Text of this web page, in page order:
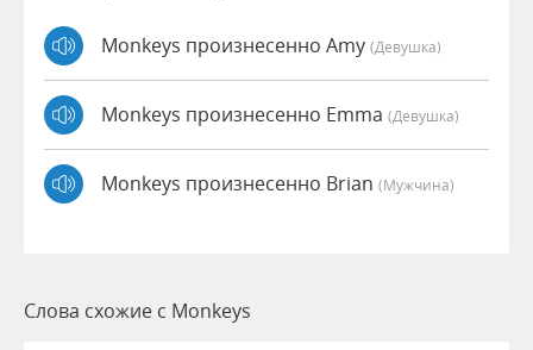
Monkeys произнесенно Amy (девушка)
Monkeys произнесенно Emma (девушка)
Monkeys произнесенно Brian (мужчина)
Слова схожие с Monkeys